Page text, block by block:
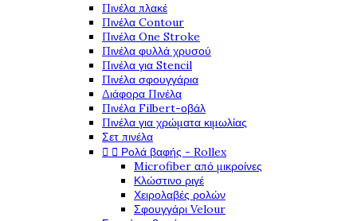
Πινέλα πλακέ
Πινέλα Contour
Πινέλα One Stroke
Πινέλα φυλλά χρυσού
Πινέλα για Stencil
Πινέλα σφουγγάρια
Διάφορα Πινέλα
Πινέλα Filbert-οβάλ
Πινέλα για χρώματα κιμωλίας
Σετ πινέλα
  Ρολά βαφής - Rollex
Microfiber από μικροίνες
Κλώστινο ριγέ
Χειρολαβές ρολών
Σφουγγάρι Velour